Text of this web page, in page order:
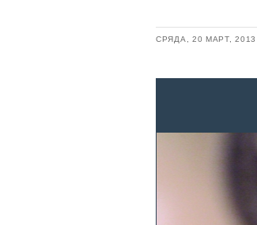
СРЯДА, 20 МАРТ, 2013